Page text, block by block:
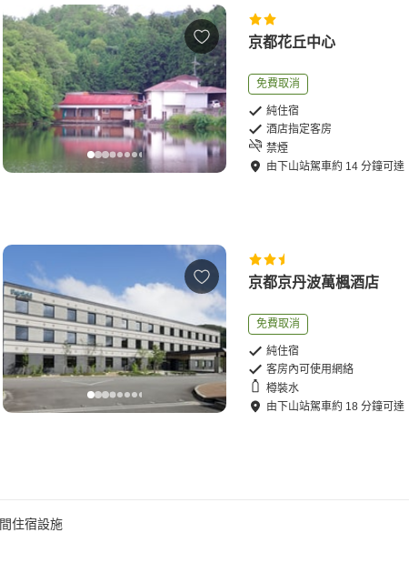
京都花丘中心
免費取消
純住宿
酒店指定客房
禁煙
由 下山站駕車約 14 分鐘可達
京都京丹波萬楓酒店
免費取消
純住宿
客房內可使用網絡
樽裝水
由 下山站駕車約 18 分鐘可達
間住宿設施